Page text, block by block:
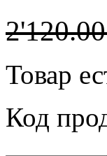
Товар
Код